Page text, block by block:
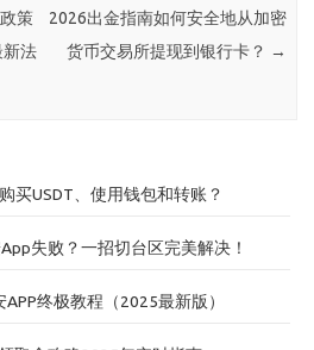
策
法
2026出金指南如何安全地从加密
货币交易所提现到银行卡？ →
买USDT、使用钱包和转账？
失败？一招切台区完美解决！
终极教程（2025最新版）